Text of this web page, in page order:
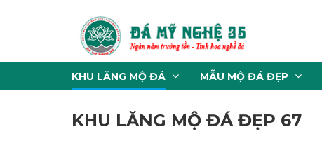
KHU LĂNG MỘ ĐÁ MẪU MỘ ĐÁ ĐẸP
KHU LĂNG MỘ ĐÁ ĐẸP 67